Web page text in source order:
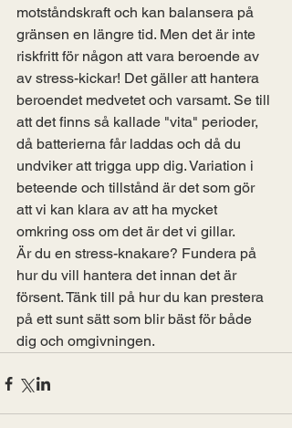
motståndskraft och kan balansera på
gränsen en längre tid. Men det är inte
riskfritt för någon att vara beroende av
av stress-kickar! Det gäller att hantera
beroendet medvetet och varsamt. Se till
att det finns så kallade "vita" perioder,
då batterierna får laddas och då du
undviker att trigga upp dig. Variation i
beteende och tillstånd är det som gör
att vi kan klara av att ha mycket
omkring oss om det är det vi gillar.
Är du en stress-knakare? Fundera på
hur du vill hantera det innan det är
försent. Tänk till på hur du kan prestera
på ett sunt sätt som blir bäst för både
dig och omgivningen.